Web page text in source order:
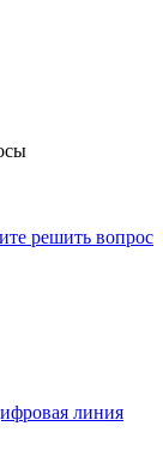
решить вопрос
линия